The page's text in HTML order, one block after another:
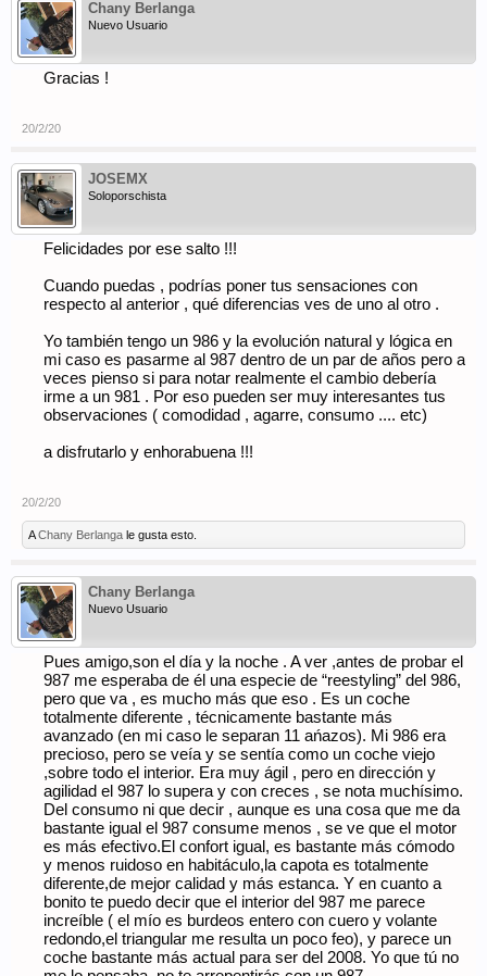
Chany Berlanga
Nuevo Usuario
Gracias !
20/2/20
JOSEMX
Soloporschista
Felicidades por ese salto !!!
Cuando puedas , podrías poner tus sensaciones con
respecto al anterior , qué diferencias ves de uno al otro .
Yo también tengo un 986 y la evolución natural y lógica en
mi caso es pasarme al 987 dentro de un par de años pero a
veces pienso si para notar realmente el cambio debería
irme a un 981 . Por eso pueden ser muy interesantes tus
observaciones ( comodidad , agarre, consumo .... etc)
a disfrutarlo y enhorabuena !!!
20/2/20
AChany Berlanga le gusta esto.
Chany Berlanga
Nuevo Usuario
Pues amigo,son el día y la noche . A ver ,antes de probar el
987 me esperaba de él una especie de “reestyling” del 986,
pero que va , es mucho más que eso . Es un coche
totalmente diferente , técnicamente bastante más
avanzado (en mi caso le separan 11 ańazos). Mi 986 era
precioso, pero se veía y se sentía como un coche viejo
,sobre todo el interior. Era muy ágil , pero en dirección y
agilidad el 987 lo supera y con creces , se nota muchísimo.
Del consumo ni que decir , aunque es una cosa que me da
bastante igual el 987 consume menos , se ve que el motor
es más efectivo.El confort igual, es bastante más cómodo
y menos ruidoso en habitáculo,la capota es totalmente
diferente,de mejor calidad y más estanca. Y en cuanto a
bonito te puedo decir que el interior del 987 me parece
increíble ( el mío es burdeos entero con cuero y volante
redondo,el triangular me resulta un poco feo), y parece un
coche bastante más actual para ser del 2008. Yo que tú no